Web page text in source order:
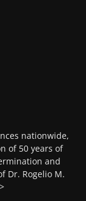
nationwide,
of 50 years of
and
Dr. Rogelio M.